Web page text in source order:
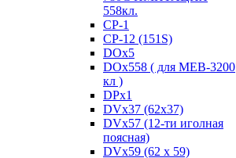
558кл.
CP-1
CP-12 (151S)
DOx5
DOx558 ( для MEB-3200
кл )
DPx1
DVx37 (62x37)
DVx57 (12-ти иголная
поясная)
DVx59 (62 x 59)